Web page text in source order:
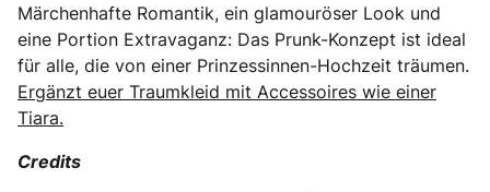
Märchenhafte Romantik, ein glamouröser Look und
eine Portion Extravaganz: Das Prunk-Konzept ist ideal
für alle, die von einer Prinzessinnen-Hochzeit träumen.
Ergänzt euer Traumkleid mit Accessoires wie einer
Tiara.
Credits